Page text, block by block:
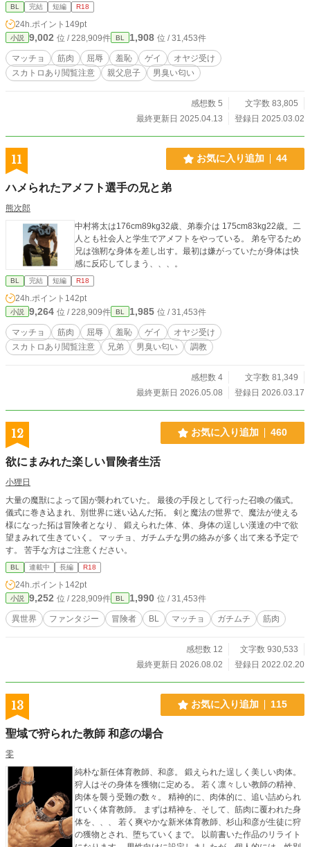
BL 完結 短編 R18
24h.ポイント 149pt
小説 9,002 位 / 228,909件 BL 1,908 位 / 31,453件
マッチョ 筋肉 屈辱 羞恥 ゲイ
オヤジ受け
スカトロあり閲覧注意
親父息子 男臭い匂い
感想数 5
文字数 83,805
最終更新日 2025.04.13
登録日 2025.03.02
11 お気に入り追加 44
ハメられたアメフト選手の兄と弟
熊次郎
中村将太は176cm89kg32歳、弟泰介は 175cm83kg22歳。二
人とも社会人と学生でアメフトをやっている。 弟を守るため
兄は強靭な身体を差し出す。最初は嫌がっていたが身体は快
感に反応してしまう、、、。
BL 完結 短編 R18
24h.ポイント 142pt
小説 9,264 位 / 228,909件 BL 1,985 位 / 31,453件
マッチョ 筋肉 屈辱 羞恥 ゲイ
オヤジ受け
スカトロあり閲覧注意
兄弟 男臭い匂い 調教
感想数 4
文字数 81,349
最終更新日 2026.05.08
登録日 2026.03.17
12 お気に入り追加 460
欲にまみれた楽しい冒険者生活
小狸日
大量の魔獣によって国が襲われていた。 最後の手段として行った召喚の儀式。
儀式に巻き込まれ、別世界に迷い込んだ拓。 剣と魔法の世界で、魔法が使える
様になった拓は冒険者となり、 鍛えられた体、体、身体の逞しい漢達の中で欲
望まみれて生きていく。 マッチョ、ガチムチな男の絡みが多く出て来る予定で
す。 苦手な方はご注意ください。
BL 連載中 長編 R18
24h.ポイント 142pt
小説 9,252 位 / 228,909件 BL 1,990 位 / 31,453件
異世界 ファンタジー 冒険者 BL マッチョ ガチムチ 筋肉
感想数 12
文字数 930,533
最終更新日 2026.08.02
登録日 2022.02.20
13 お気に入り追加 115
聖域で狩られた教師 和彦の場合
零
純朴な新任体育教師、和彦。 鍛えられた逞しく美しい肉体。
狩人はその身体を獲物に定める。 若く凛々しい教師の精神、
肉体を襲う受難の数々。 精神的に、肉体的に、追い詰められ
ていく体育教師。 まずは精神を、そして、筋肉に覆われた身
体を、、、 若く爽やかな新米体育教師、杉山和彦が生徒に狩
の獲物とされ、堕ちていくまで。 以前書いた作品のリライト